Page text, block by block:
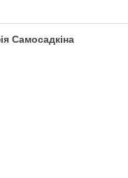
Самосадкіна